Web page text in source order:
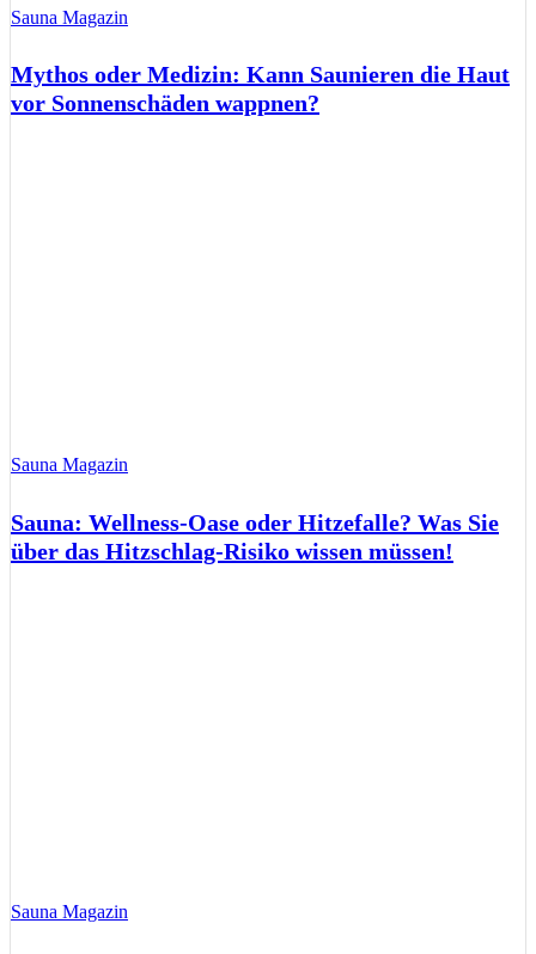
Sauna Magazin
Mythos oder Medizin: Kann Saunieren die Haut
vor Sonnenschäden wappnen?
Sauna Magazin
Sauna: Wellness-Oase oder Hitzefalle? Was Sie
über das Hitzschlag-Risiko wissen müssen!
Sauna Magazin